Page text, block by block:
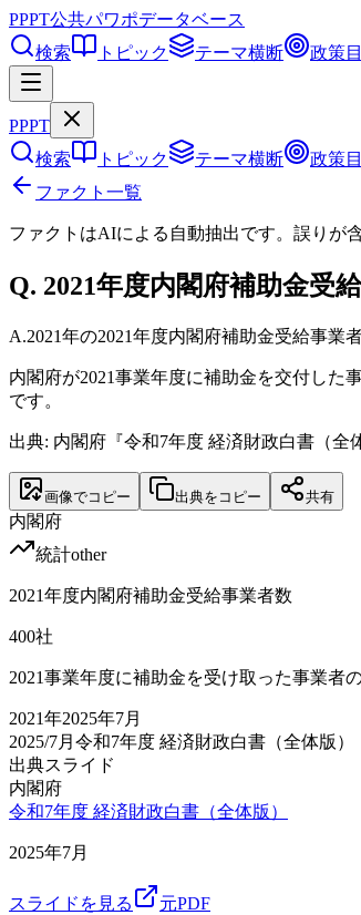
PPPT公共パワポデータベース
検索
トピック テーマ横断 政策
PPPT
検索
トピック テーマ横断 政策
ファクト一覧
ファクトはAIによる自動抽出です。誤りが
Q. 2021年度内閣府補助金受
A.2021年の2021年度内閣府補助金受給事業者
内閣府が2021事業年度に補助金を交付した
です。
出典: 内閣府『令和7年度 経済財政白書（全
画像でコピー 出典をコピー 共有
内閣府
統計other
2021年度内閣府補助金受給事業者数
400社
2021事業年度に補助金を受け取った事業者
2021年2025年7月
2025/7月 令和7年度 経済財政白書（全体版）
出典スライド
内閣府
令和7年度 経済財政白書（全体版）
2025年7月
スライドを見る
元PDF